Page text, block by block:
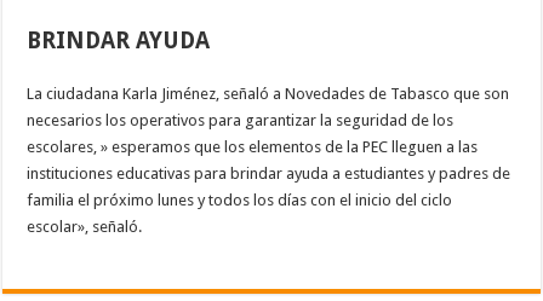
BRINDAR AYUDA
La ciudadana Karla Jiménez, señaló a Novedades de Tabasco que son
necesarios los operativos para garantizar la seguridad de los
escolares, » esperamos que los elementos de la PEC lleguen a las
instituciones educativas para brindar ayuda a estudiantes y padres de
familia el próximo lunes y todos los días con el inicio del ciclo
escolar», señaló.